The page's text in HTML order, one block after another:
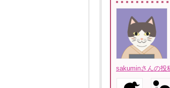
sakuminさんの投